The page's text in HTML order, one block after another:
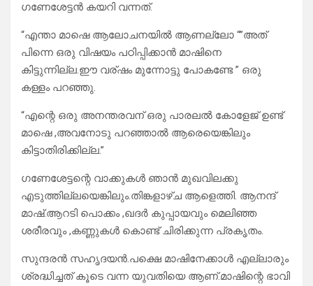
ഗണേശേട്ടൻ കയറി വന്നത്.
“എന്താ മാഷെ ആലോചനയിൽ ആണല്ലോ “”അത്
പിന്നെ ഒരു വിഷയം പഠിപ്പിക്കാൻ മാഷിനെ
കിട്ടുന്നില്ല.ഈ വര്ഷം മുന്നോട്ടു പോകണ്ടേ ” ഒരു
കള്ളം പറഞ്ഞു.
“എന്റെ ഒരു അനന്തരവന് ഒരു പാരലൽ കോളേജ് ഉണ്ട്
മാഷെ ,അവനോടു പറഞ്ഞാൽ ആരെയെങ്കിലും
കിട്ടാതിരിക്കില്ല.”
ഗണേശേട്ടന്റെ വാക്കുകൾ ഞാൻ മുഖവിലക്കു
എടുത്തില്ലയെങ്കിലും.തിങ്കളാഴ്ച ആളെത്തി. ആനന്ദ്
മാഷ്.ആറടി പൊക്കം ,ഖദർ കുപ്പായവും മെലിഞ്ഞ
ശരീരവും ,കണ്ണുകൾ കൊണ്ട് ചിരിക്കുന്ന പ്രകൃതം.
സുന്ദരൻ സഹൃദയൻ.പക്ഷെ മാഷിനേക്കാൾ എല്ലാരും
ശ്രദ്ധിച്ചത് കൂടെ വന്ന യുവതിയെ ആണ്.മാഷിന്റെ ഭാവി